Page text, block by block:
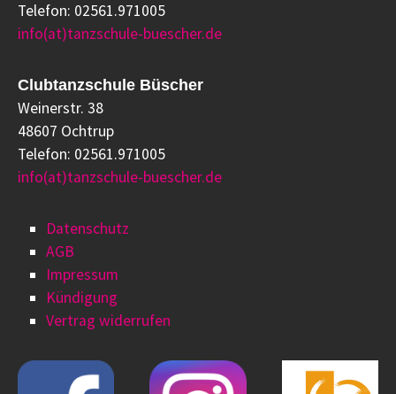
Telefon: 02561.971005
info(at)tanzschule-buescher.de
Clubtanzschule Büscher
Weinerstr. 38
48607 Ochtrup
Telefon: 02561.971005
info(at)tanzschule-buescher.de
Datenschutz
AGB
Impressum
Kündigung
Vertrag widerrufen